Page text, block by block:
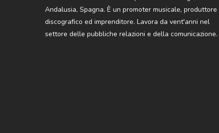
Andalusia, Spagna. È un promoter musicale, produttore
discografico ed imprenditore. Lavora da vent'anni nel
settore delle pubbliche relazioni e della comunicazione.